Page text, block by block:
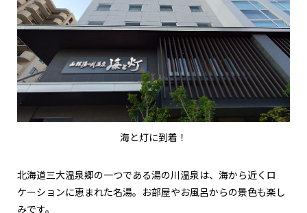
海と灯に到着！
北海道三大温泉郷の一つである湯の川温泉は、海から近くロ
ケーションに恵まれた名湯。お部屋やお風呂からの景色も楽し
みです。